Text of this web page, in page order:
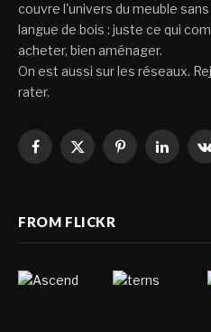
couvre l'univers du meuble
langue de bois : juste ce qui
acheter, bien aménager.
On est aussi sur les réseaux.
rater.
Facebook
X
Pinterest
FROM FLICKR